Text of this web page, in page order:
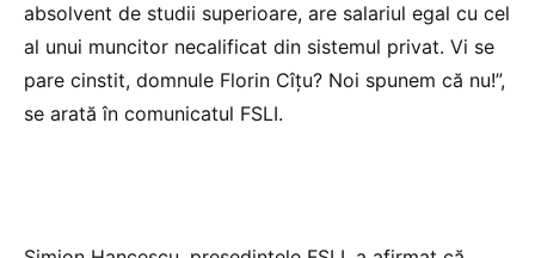
absolvent de studii superioare, are salariul egal cu cel
al unui muncitor necalificat din sistemul privat. Vi se
pare cinstit, domnule Florin Cîțu? Noi spunem că nu!”,
se arată în comunicatul FSLI.